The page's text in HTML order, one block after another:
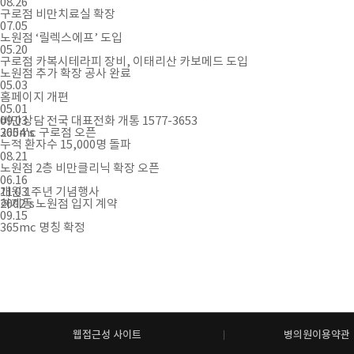
구로점 비만치료실 확장
07.05
노원점 ‘릴렉스에프’ 도입
05.20
구로점 카복시테라피 장비, 이태리산 카보메드 도입
노원점 추가 확장 공사 완료
05.03
홈페이지 개편
05.01
비만상담 전국 대표전화 개통 1577-3653
2004's
09.03
365mc 구로점 오픈
누적 환자수 15,000명 돌파
08.21
노원점 2층 비만클리닉 확장 오픈
06.16
개원 1주년 기념행사
2002's
11.03
하계동 노원점 입지 계약
09.15
365mc 명칭 확정
웹접근성 사이트 병의원이용약관